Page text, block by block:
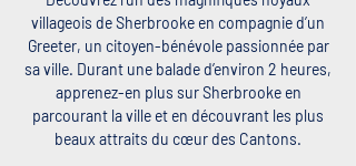
villageois de Sherbrooke en compagnie d’un
Greeter, un citoyen-bénévole passionnée par
sa ville. Durant une balade d’environ 2 heures,
apprenez-en plus sur Sherbrooke en
parcourant la ville et en découvrant les plus
beaux attraits du cœur des Cantons.